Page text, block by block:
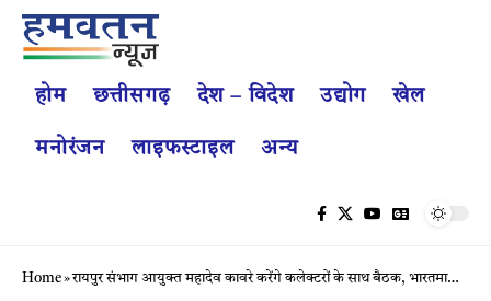
होम छत्तीसगढ़ देश – विदेश उद्योग खेल
मनोरंजन लाइफस्टाइल अन्य
Home»रायपुर संभाग आयुक्त महादेव कावरे करेंगे कलेक्टरों के साथ बैठक, भारतमाला घोटाले, सुशासन तिहार समेत कई विषयों पर होगी चर्चा